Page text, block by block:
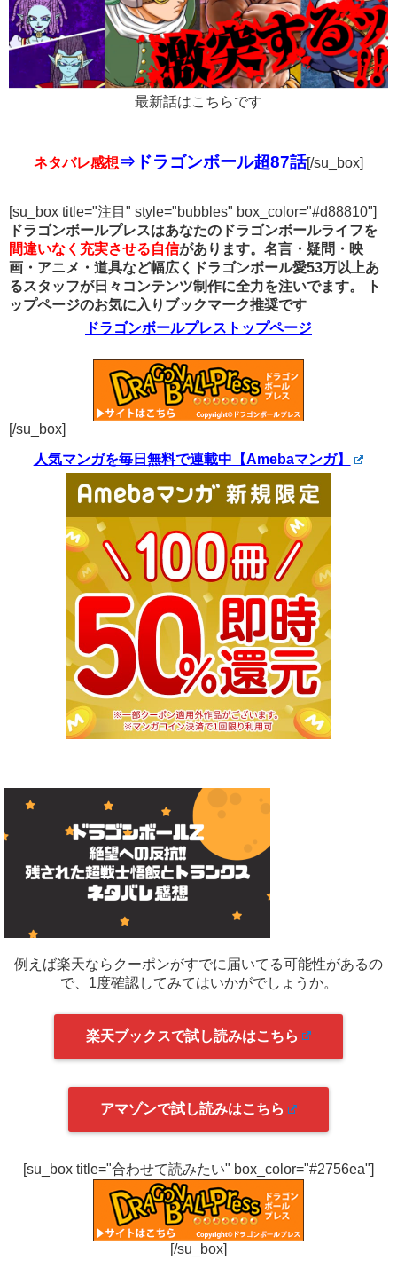
最新話はこちらです
ネタバレ感想⇒ドラゴンボール超87話[/su_box]
[su_box title="注目" style="bubbles" box_color="#d88810"]
ドラゴンボールプレスはあなたのドラゴンボールライフを
間違いなく充実させる自信があります。名言・疑問・映
画・アニメ・道具など幅広くドラゴンボール愛53万以上あ
るスタッフが日々コンテンツ制作に全力を注いでます。
ト
ップページのお気に入りブックマーク推奨です
ドラゴンボールプレストップページ
[/su_box]
人気マンガを毎日無料で連載中【Amebaマンガ】
例えば楽天ならクーポンがすでに届いてる可能性があるの
で、1度確認してみてはいかがでしょうか。
楽天ブックスで試し読みはこちら
アマゾンで試し読みはこちら
[su_box title="合わせて読みたい" box_color="#2756ea"]
[/su_box]